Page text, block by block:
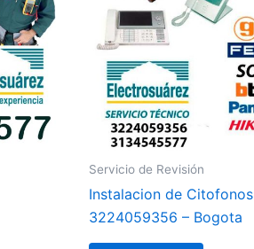
Servicio de Revisión
Instalacion de Citofonos
3224059356 – Bogota